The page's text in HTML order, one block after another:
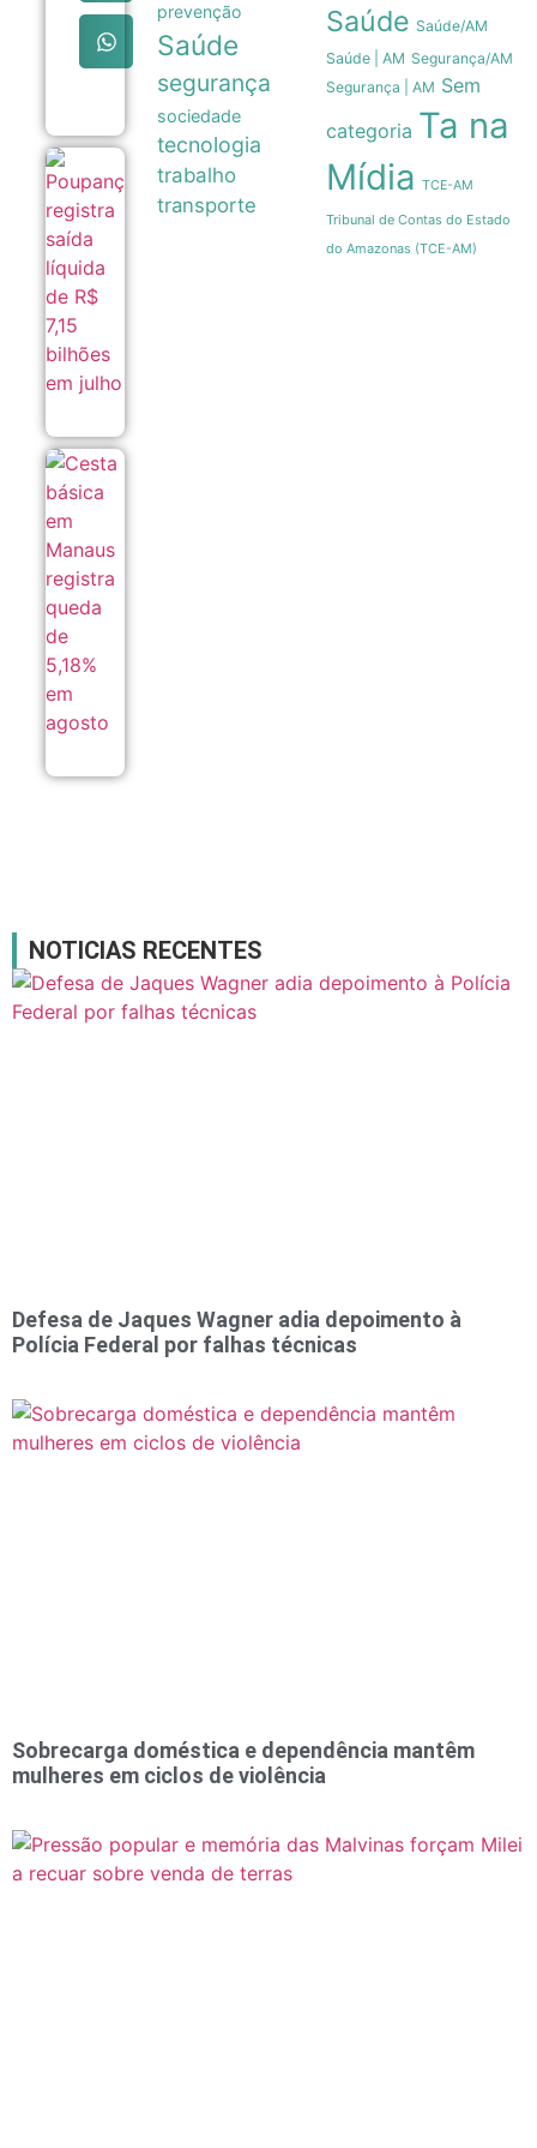
terras
queimadas
de projeto
no Senado
Poupança
registra
saída
prevenção
Saúde
segurança
sociedade
tecnologia
trabalho
transporte
Saúde Saúde/AM
Saúde | AM Segurança/AM
Segurança | AM Sem
categoria Ta na
Mídia TCE-AM
Tribunal de Contas do Estado
do Amazonas (TCE-AM)
NOTICIAS RECENTES
Defesa de Jaques Wagner adia depoimento à
Polícia Federal por falhas técnicas
Sobrecarga doméstica e dependência mantêm
mulheres em ciclos de violência